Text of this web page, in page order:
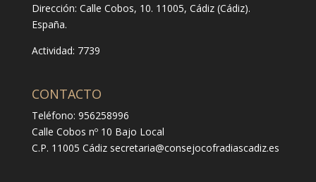
Dirección: Calle Cobos, 10. 11005, Cádiz (Cádiz).
España.
Actividad: 7739
CONTACTO
Teléfono: 956258996
Calle Cobos nº 10 Bajo Local
C.P. 11005 Cádiz secretaria@consejocofradiascadiz.es